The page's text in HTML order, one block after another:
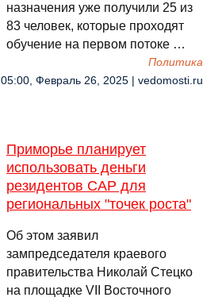
назначения уже получили 25 из
83 человек, которые проходят
обучение на первом потоке …
Политика
05:00, Февраль 26, 2025 | vedomosti.ru
Приморье планирует
использовать деньги
резидентов САР для
региональных "точек роста"
Об этом заявил
зампредседателя краевого
правительства Николай Стецко
на площадке VII Восточного